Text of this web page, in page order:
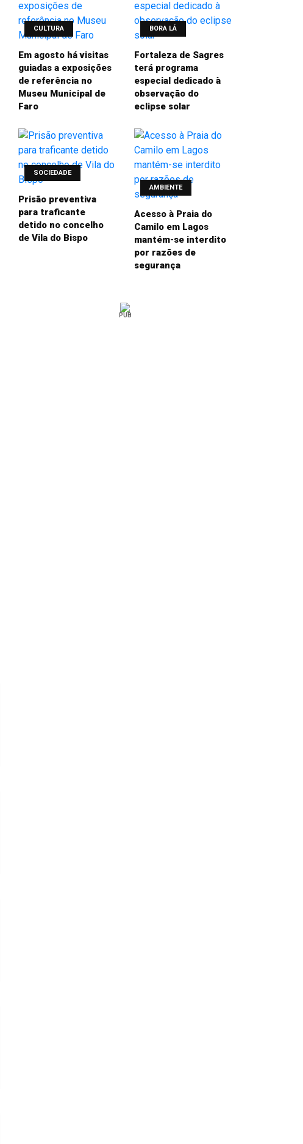
CULTURA
Em agosto há visitas
guiadas a exposições
de referência no
Museu Municipal de
Faro
BORA LÁ
Fortaleza de Sagres
terá programa
especial dedicado à
observação do
eclipse solar
SOCIEDADE
Prisão preventiva
para traficante
detido no concelho
de Vila do Bispo
AMBIENTE
Acesso à Praia do
Camilo em Lagos
mantém-se interdito
por razões de
segurança
PUB